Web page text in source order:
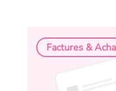
Factures &